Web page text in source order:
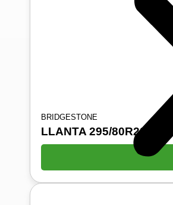
BRIDGESTONE
LLANTA 295/80R22.5